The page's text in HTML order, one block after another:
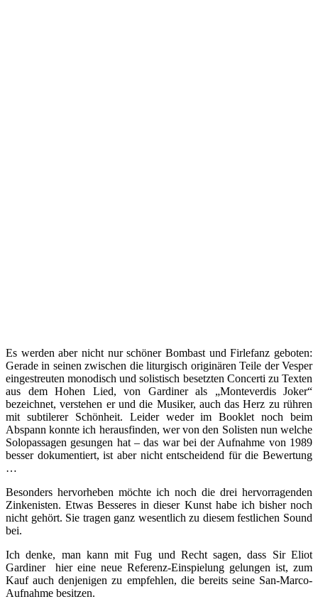
Es werden aber nicht nur schöner Bombast und Firlefanz geboten:
Gerade in seinen zwischen die liturgisch originären Teile der Vesper
eingestreuten monodisch und solistisch besetzten Concerti zu Texten
aus dem Hohen Lied, von Gardiner als „Monteverdis Joker“
bezeichnet, verstehen er und die Musiker, auch das Herz zu rühren
mit subtilerer Schönheit. Leider weder im Booklet noch beim
Abspann konnte ich herausfinden, wer von den Solisten nun welche
Solopassagen gesungen hat – das war bei der Aufnahme von 1989
besser dokumentiert, ist aber nicht entscheidend für die Bewertung
…
Besonders hervorheben möchte ich noch die drei hervorragenden
Zinkenisten. Etwas Besseres in dieser Kunst habe ich bisher noch
nicht gehört. Sie tragen ganz wesentlich zu diesem festlichen Sound
bei.
Ich denke, man kann mit Fug und Recht sagen, dass Sir Eliot
Gardiner hier eine neue Referenz-Einspielung gelungen ist, zum
Kauf auch denjenigen zu empfehlen, die bereits seine San-Marco-
Aufnahme besitzen.